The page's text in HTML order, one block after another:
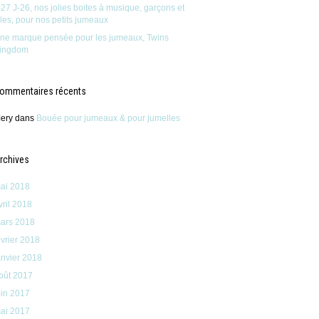
J-26, nos jolies boites à musique, garçons et
pour nos petits jumeaux
marque pensée pour les jumeaux, Twins
récents
dans Bouée pour jumeaux & pour jumelles
2018
2018
2018
2018
2018
2017
2017
2017